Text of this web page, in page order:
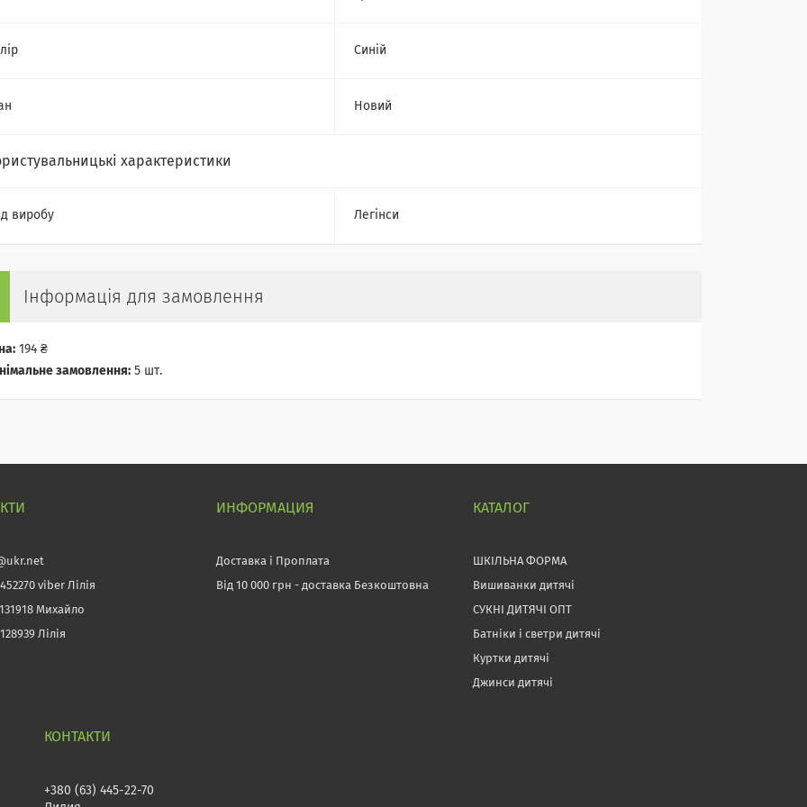
Синій
Новий
характеристики
виробу Легінси
Інформація для замовлення
194 ₴
замовлення: 5 шт.
viber Лілія
Михайло
Лілія
ИНФОРМАЦИЯ
Доставка і Проплата
Від 10 000 грн - доставка Безкоштовна
КАТАЛОГ
ШКІЛЬНА ФОРМА
Вишиванки дитячі
СУКНІ ДИТЯЧІ ОПТ
Батніки і светри дитячі
Куртки дитячі
Джинси дитячі
+380 (63) 445-22-70